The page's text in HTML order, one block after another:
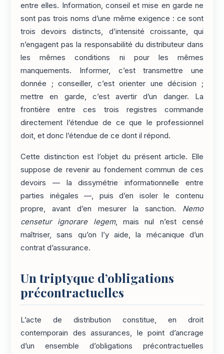
entre elles. Information, conseil et mise en garde ne
sont pas trois noms d’une même exigence : ce sont
trois devoirs distincts, d’intensité croissante, qui
n’engagent pas la responsabilité du distributeur dans
les mêmes conditions ni pour les mêmes
manquements. Informer, c’est transmettre une
donnée ; conseiller, c’est orienter une décision ;
mettre en garde, c’est avertir d’un danger. La
frontière entre ces trois registres commande
directement l’étendue de ce que le professionnel
doit, et donc l’étendue de ce dont il répond.
Cette distinction est l’objet du présent article. Elle
suppose de revenir au fondement commun de ces
devoirs — la dissymétrie informationnelle entre
parties inégales —, puis d’en isoler le contenu
propre, avant d’en mesurer la sanction. Nemo
censetur ignorare legem, mais nul n’est censé
maîtriser, sans qu’on l’y aide, la mécanique d’un
contrat d’assurance.
Un triptyque d’obligations
précontractuelles
L’acte de distribution constitue, en droit
contemporain des assurances, le point d’ancrage
d’un ensemble d’obligations précontractuelles